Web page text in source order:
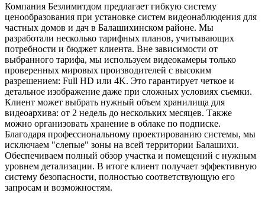
Компания Безлимитдом предлагает гибкую систему
ценообразования при установке систем видеонаблюдения для
частных домов и дач в Балашихинском районе. Мы
разработали несколько тарифных планов, учитывающих
потребности и бюджет клиента. Вне зависимости от
выбранного тарифа, мы используем видеокамеры только
проверенных мировых производителей с высоким
разрешением: Full HD или 4K. Это гарантирует четкое и
детальное изображение даже при сложных условиях съемки.
Клиент может выбрать нужный объем хранилища для
видеоархива: от 2 недель до нескольких месяцев. Также
можно организовать хранение в облаке по подписке.
Благодаря профессиональному проектированию системы, мы
исключаем "слепые" зоны на всей территории Балашихи.
Обеспечиваем полный обзор участка и помещений с нужным
уровнем детализации. В итоге клиент получает эффективную
систему безопасности, полностью соответствующую его
запросам и возможностям.